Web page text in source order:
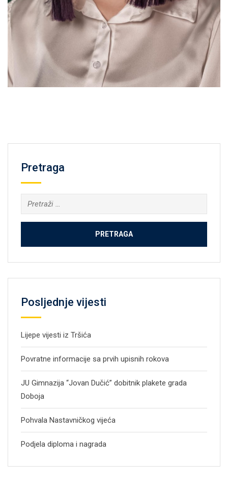
Pretraga
Pretraga:
Posljednje vijesti
Lijepe vijesti iz Tršića
Povratne informacije sa prvih upisnih rokova
JU Gimnazija “Jovan Dučić” dobitnik plakete grada
Doboja
Pohvala Nastavničkog vijeća
Podjela diploma i nagrada